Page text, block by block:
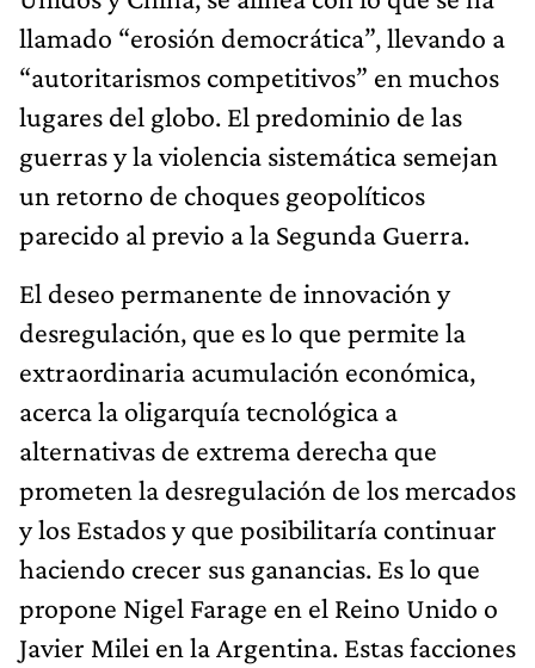
llamado “erosión democrática”, llevando a
“autoritarismos competitivos” en muchos
lugares del globo. El predominio de las
guerras y la violencia sistemática semejan
un retor­no de choques geopolíticos
parecido al previo a la Segunda Guerra.
El deseo permanente de innovación y
desregulación, que es lo que permite la
extraordinaria acumulación económica,
acerca la oligarquía tecnológica a
alternativas de extrema derecha que
prometen la desregulación de los mercados
y los Estados y que posibilitaría continuar
haciendo crecer sus ga­nancias. Es lo que
propone Nigel Farage en el Reino Unido o
Javier Milei en la Argentina. Estas facciones